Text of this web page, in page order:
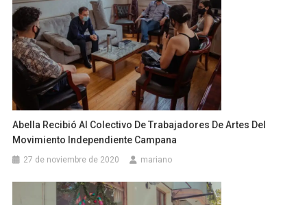
Abella Recibió Al Colectivo De Trabajadores De Artes Del
Movimiento Independiente Campana
27 de noviembre de 2020 mariano